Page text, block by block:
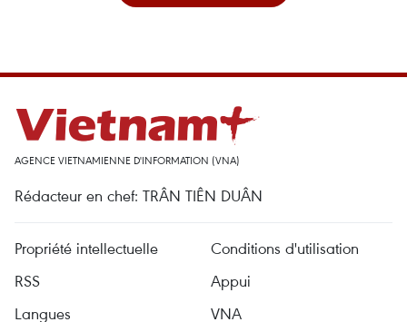
AGENCE VIETNAMIENNE D'INFORMATION (VNA)
Rédacteur en chef: TRÂN TIÊN DUÂN
Propriété intellectuelle
Conditions d'utilisation
RSS
Appui
Langues
VNA